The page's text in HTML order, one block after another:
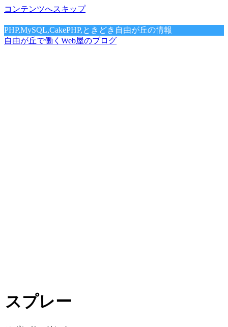
コンテンツへスキップ
PHP,MySQL,CakePHP,ときどき自由が丘の情報
自由が丘で働くWeb屋のブログ
スプレー